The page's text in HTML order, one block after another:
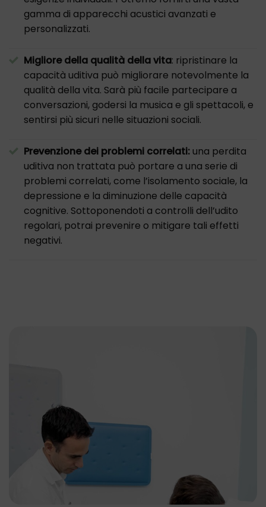
gamma di apparecchi acustici avanzati e
personalizzati.
Migliore della qualità della vita: ripristinare la
capacità uditiva può migliorare notevolmente la
qualità della vita. Sarà più facile partecipare a
conversazioni, godersi la musica e gli spettacoli, e
sentirsi più sicuri nelle situazioni sociali.
Prevenzione dei problemi correlati: una perdita
uditiva non trattata può portare a una serie di
problemi correlati, come l’isolamento sociale, la
depressione e la diminuzione delle capacità
cognitive. Sottoponendoti a controlli dell’udito
regolari, potrai prevenire o mitigare tali effetti
negativi.